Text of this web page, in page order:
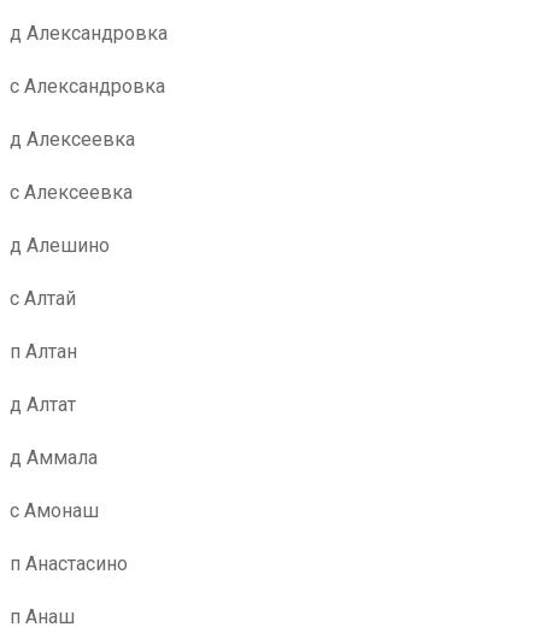
д Александровка
с Александровка
д Алексеевка
с Алексеевка
д Алешино
с Алтай
п Алтан
д Алтат
д Аммала
с Амонаш
п Анастасино
п Анаш